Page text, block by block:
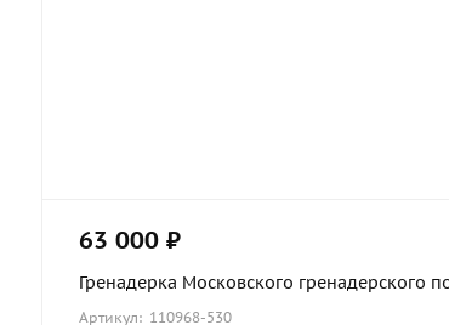
63 000 ₽
Гренадерка Московского гренадерского
Артикул: 110968-530